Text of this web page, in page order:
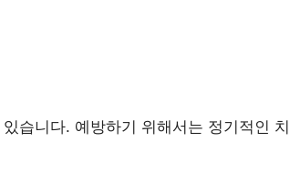
습니다. 예방하기 위해서는 정기적인 치